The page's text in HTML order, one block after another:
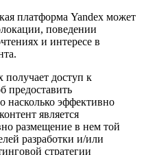
платформа Yandex может
поведении
и интересе в
получает доступ к
предоставить
насколько эффективно
является
размещение в нем той
разработки и/или
стратегии